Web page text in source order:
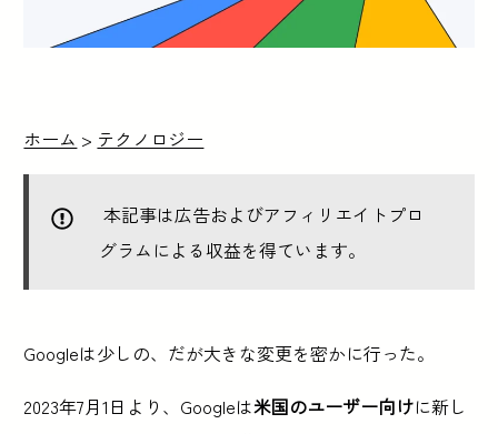
ホーム > テクノロジー
本記事は広告およびアフィリエイトプロ
グラムによる収益を得ています。
Googleは少しの、だが大きな変更を密かに行った。
2023年7月1日より、Googleは米国のユーザー向けに新し